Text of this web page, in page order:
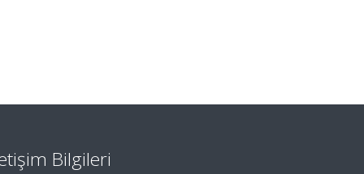
Bilgileri